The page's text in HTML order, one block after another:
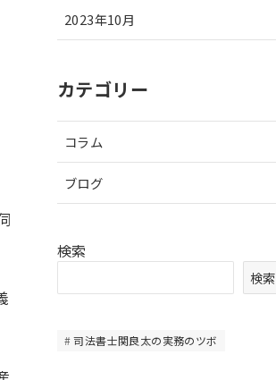
2023年10月
カテゴリー
コラム
ブログ
検索
検索
司法書士関良太の実務のツボ